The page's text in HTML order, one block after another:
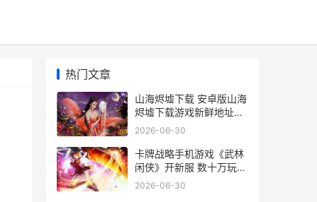
热门文章
山海烬墟下载 安卓版山海
烬墟下载游戏新鲜地址和
方式 烬山海绘卷壁纸
2026-06-30
卡牌战略手机游戏《武林
闲侠》开新服 数十万玩家
已更新新版本 卡牌战略手
2026-06-30